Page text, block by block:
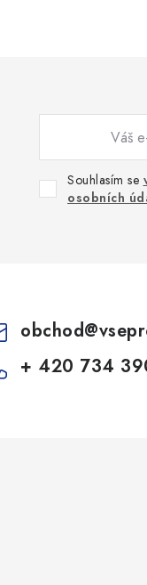
Souhlasím se
osobních
obchod@
+ 420 734